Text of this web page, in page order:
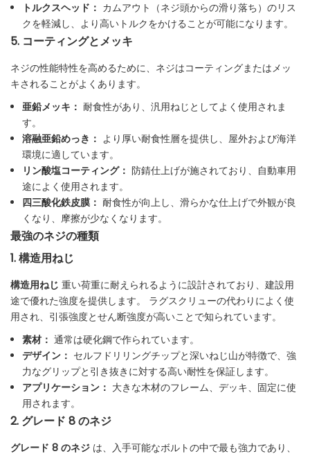
トルクスヘッド： カムアウト（ネジ頭からの滑り落ち）のリス
クを軽減し、より高いトルクをかけることが可能になります。
5. コーティングとメッキ
ネジの性能特性を高めるために、ネジはコーティングまたはメッ
キされることがよくあります。
亜鉛メッキ： 耐食性があり、汎用ねじとしてよく使用されま
す。
溶融亜鉛めっき： より厚い耐食性層を提供し、屋外および海洋
環境に適しています。
リン酸塩コーティング： 防錆仕上げが施されており、自動車用
途によく使用されます。
四三酸化鉄皮膜： 耐食性が向上し、滑らかな仕上げで外観が良
くなり、摩擦が少なくなります。
最強のネジの種類
1. 構造用ねじ
構造用ねじ 重い荷重に耐えられるように設計されており、建設用
途で優れた強度を提供します。 ラグスクリューの代わりによく使
用され、引張強度とせん断強度が高いことで知られています。
素材： 通常は硬化鋼で作られています。
デザイン： セルフドリリングチップと深いねじ山が特徴で、強
力なグリップと引き抜きに対する高い耐性を保証します。
アプリケーション： 大きな木材のフレーム、デッキ、固定に使
用されます。
2. グレード 8 のネジ
グレード 8 のネジ は、入手可能なボルトの中で最も強力であり、